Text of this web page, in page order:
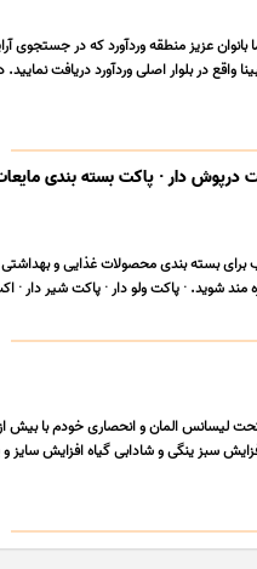
عزیز منطقه وردآورد که در جستجوی
واقع در بلوار اصلی وردآورد دریافت نمایید.
درپوش دار · پاکت بسته بندی
برای بسته بندی محصولات غذایی و
شوید. · پاکت ولو دار · پاکت شیر دار ·
سبز ینگی و شادابی گیاه افزایش سایز